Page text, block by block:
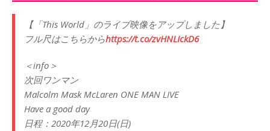
【「This World」のライブ映像をアップしました】
フル尺はこちらからhttps://t.co/zvHNLIckD6
＜info＞
次回ワンマン
Malcolm Mask McLaren ONE MAN LIVE
Have a good day
日程：2020年12月20日(日)